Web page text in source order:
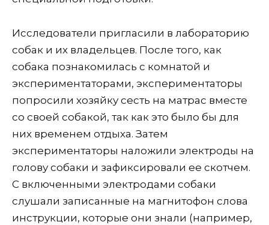
Исследователи пригласили в лабораторию
собак и их владельцев. После того, как
собака познакомилась с комнатой и
экспериментаторами, экспериментаторы
попросили хозяйку сесть на матрас вместе
со своей собакой, так как это было бы для
них временем отдыха. Затем
экспериментаторы наложили электроды на
голову собаки и зафиксировали ее скотчем.
С включенными электродами собаки
слушали записанные на магнитофон слова
инструкции, которые они знали (например,